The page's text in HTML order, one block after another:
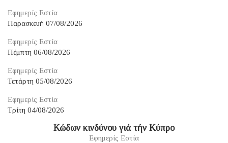
Εφημερίς Εστία
Παρασκευή 07/08/2026
Εφημερίς Εστία
Πέμπτη 06/08/2026
Εφημερίς Εστία
Τετάρτη 05/08/2026
Εφημερίς Εστία
Τρίτη 04/08/2026
Κώδων κινδύνου γιά τήν Κύπρο
Εφημερίς Εστία